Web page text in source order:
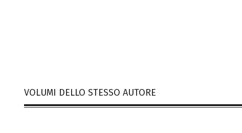
VOLUMI DELLO STESSO AUTORE